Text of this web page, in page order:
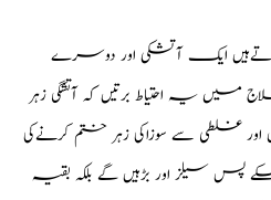
ایک آتشکی اور دوسرے
میں یہ احتیاط برتیں کہ آتشگی زہر
غلطی سے سوزاکی زہر ختم کرنےکی
سیلز اور بڑہیں گے بلکہ بقیہ